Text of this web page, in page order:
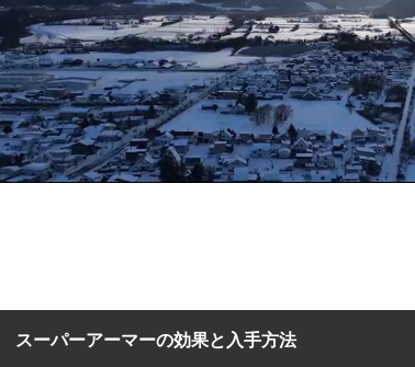
スーパーアーマーの効果と入手方法